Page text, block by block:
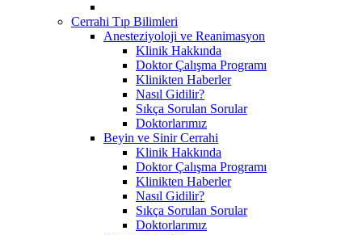
Cerrahi Tıp Bilimleri
Anesteziyoloji ve Reanimasyon
Klinik Hakkında
Doktor Çalışma Programı
Klinikten Haberler
Nasıl Gidilir?
Sıkça Sorulan Sorular
Doktorlarımız
Beyin ve Sinir Cerrahi
Klinik Hakkında
Doktor Çalışma Programı
Klinikten Haberler
Nasıl Gidilir?
Sıkça Sorulan Sorular
Doktorlarımız